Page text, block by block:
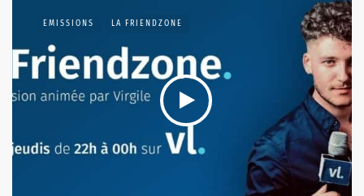
EMISSIONS LA FRIENDZONE